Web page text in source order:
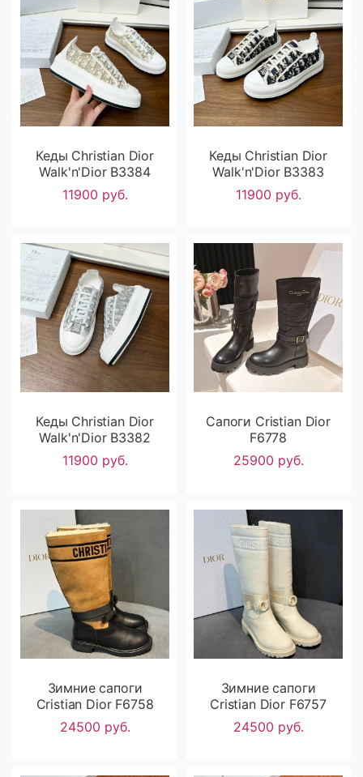
Кеды Christian Dior
Walk'n'Dior B3384
11900 руб.
Кеды Christian Dior
Walk'n'Dior B3383
11900 руб.
Кеды Christian Dior
Walk'n'Dior B3382
11900 руб.
Сапоги Cristian Dior
F6778
25900 руб.
Зимние сапоги
Cristian Dior F6758
24500 руб.
Зимние сапоги
Cristian Dior F6757
24500 руб.